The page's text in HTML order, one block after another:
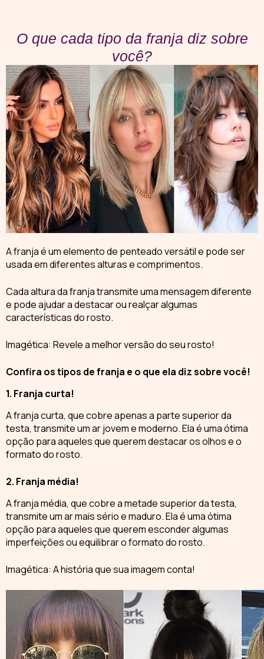
O que cada tipo da franja diz sobre
você?
Afranjaé um elemento de penteado versátil e pode ser
usada em diferentes alturas e comprimentos.
Cada altura da franja transmite uma mensagem diferente
e pode ajudar a destacar ou realçar algumas
características do rosto.
Imagética: Revele a melhor versão do seu rosto!
Confira os tipos de franja e o que ela diz sobre você!
1. Franja curta!
Afranja curta, que cobre apenas a parte superior da
testa, transmite um ar jovem e moderno. Ela é uma ótima
opção para aqueles que querem destacar os olhos e o
formato do rosto.
2. Franja média!
Afranja média, que cobre a metade superior da testa,
transmite um ar mais sério e maduro. Ela é uma ótima
opção para aqueles que querem esconder algumas
imperfeições ou equilibrar o formato do rosto.
Imagética: A história que sua imagem conta!